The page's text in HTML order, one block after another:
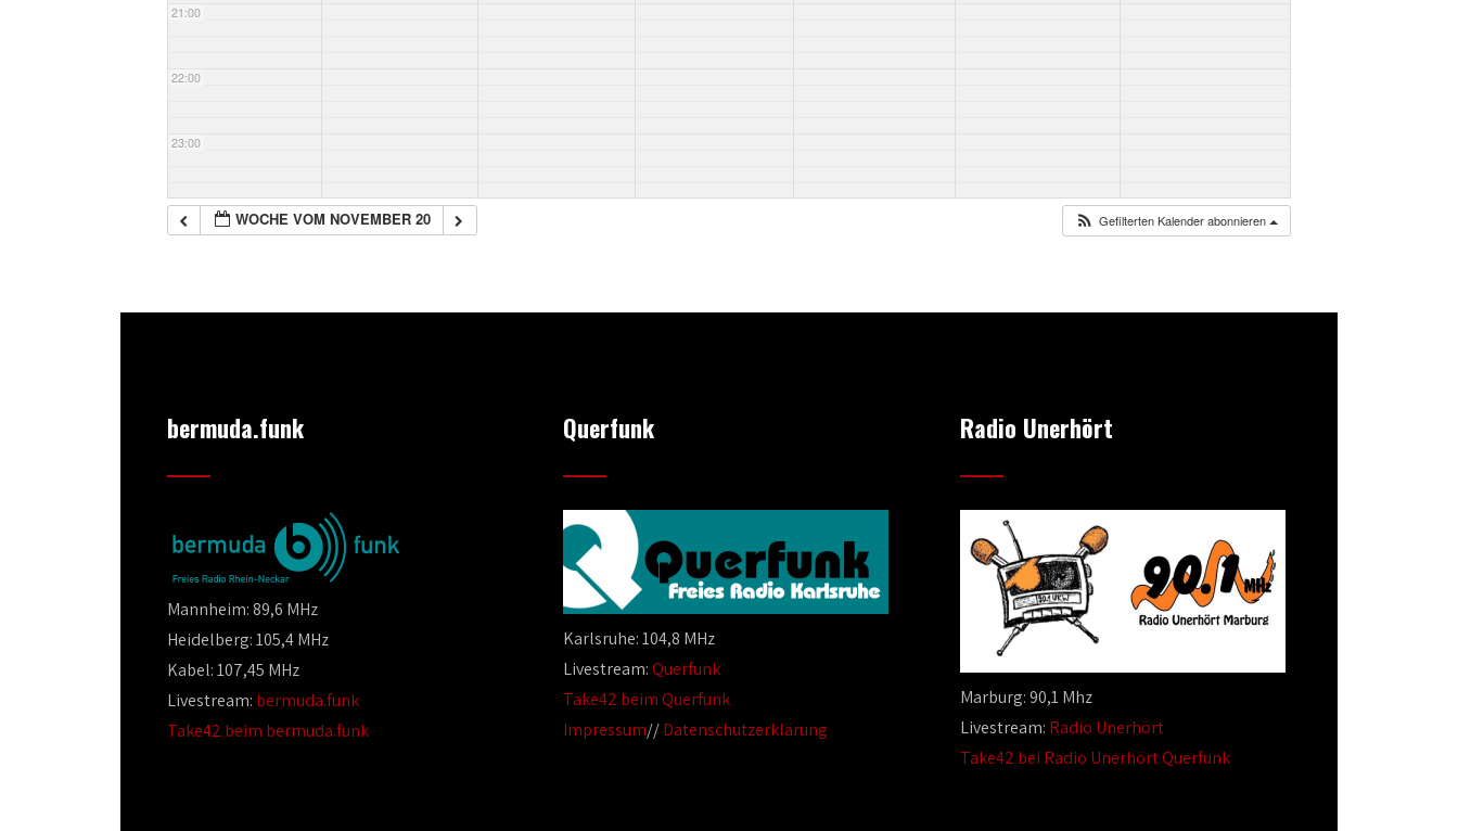
21:00
22:00
23:00
WOCHE VOM NOVEMBER 20 Gefilterten Kalender abonnieren
bermuda.funk
Mannheim: 89,6 MHz
Heidelberg: 105,4 MHz
Kabel: 107,45 MHz
Livestream: bermuda.funk
Take42 beim bermuda.funk
Querfunk
Karlsruhe: 104,8 MHz
Livestream:Querfunk
Take42 beim Querfunk
Impressum//Datenschutzerklärung
Radio Unerhört
Marburg: 90,1 Mhz
Livestream: Radio Unerhört
Take42 bei Radio Unerhört Querfunk